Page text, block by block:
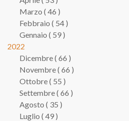
Marzo ( 46 )
Febbraio ( 54 )
Gennaio ( 59 )
2022
Dicembre ( 66 )
Novembre ( 66 )
Ottobre ( 55 )
Settembre ( 66 )
Agosto ( 35 )
Luglio ( 49 )